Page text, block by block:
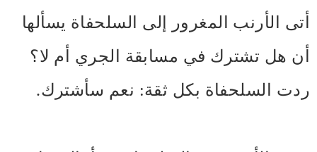
أتى الأرنب المغرور إلى السلحفاة يسألها
أن هل تشترك في مسابقة الجري أم لا؟
ردت السلحفاة بكل ثقة: نعم سأشترك.